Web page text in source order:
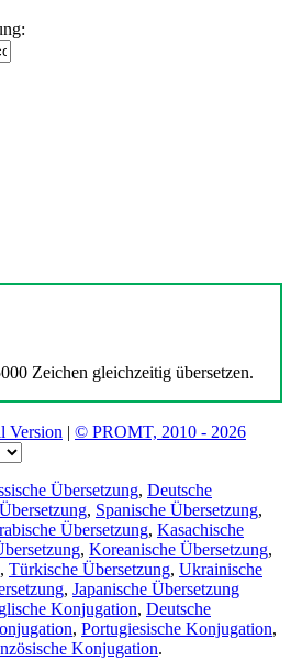
Zeichen gleichzeitig übersetzen.
Version | © PROMT, 2010 - 2026
Übersetzung, Deutsche
, Spanische Übersetzung,
Übersetzung, Kasachische
, Koreanische Übersetzung,
, Türkische Übersetzung, Ukrainische
, Japanische Übersetzung
Konjugation, Deutsche
, Portugiesische Konjugation,
Konjugation.